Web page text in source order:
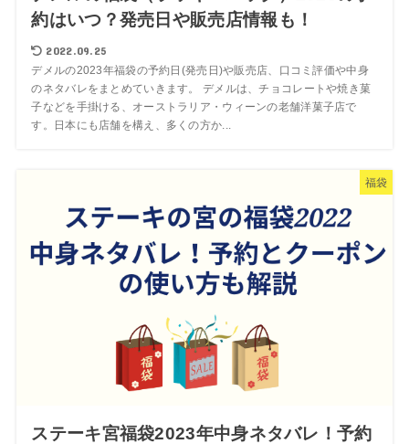
約はいつ？発売日や販売店情報も！
2022.09.25
デメルの2023年福袋の予約日(発売日)や販売店、口コミ評価や中身
のネタバレをまとめていきます。 デメルは、チョコレートや焼き菓
子などを手掛ける、オーストラリア・ウィーンの老舗洋菓子店で
す。日本にも店舗を構え、多くの方か...
福袋
ステーキ宮福袋2023年中身ネタバレ！予約